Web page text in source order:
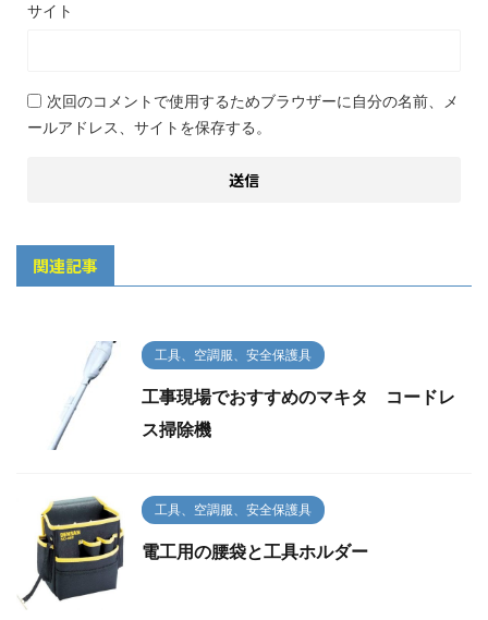
サイト
次回のコメントで使用するためブラウザーに自分の名前、メ
ールアドレス、サイトを保存する。
関連記事
工具、空調服、安全保護具
工事現場でおすすめのマキタ コードレ
ス掃除機
工具、空調服、安全保護具
電工用の腰袋と工具ホルダー